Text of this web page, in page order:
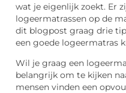
wat je eigenlijk zoekt. Er
logeermatrassen op de
dit blogpost graag drie
een goede logeermatras
Wil je graag een
belangrijk om te kijken
mensen vinden een